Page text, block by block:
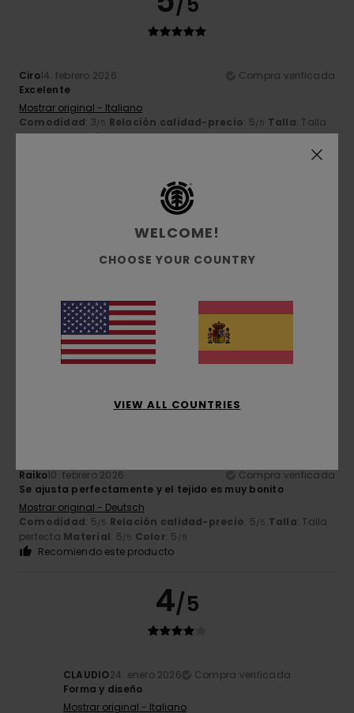
Ciro14. febrero 2026
Compra verificada
Excelente
Mostrar original - Italiano
Comodidad: 3/5 Relación calidad-precio: 5/5 Talla: Talla
perfectaMaterial: 5 Color: 4
5/5
Mostrar original - Français
Comodidad: 5/5 Talla: Talla perfectaMaterial
Recomiendo este producto
5/5
Raiko10. febrero 2026
Compra verificada
Se ajusta perfectamente y el tejido es muy bonito
Mostrar original - Deutsch
Comodidad: 5/5 Relación calidad-precio: 5/5 Talla: Talla
perfecta Material: 5/5 Color: 5 /5
Recomiendo este producto
4/5
CLAUDIO24. enero 2026
Compra verificada
Forma y diseño
Mostrar original - Italiano
WELCOME!
CHOOSE YOUR COUNTRY
VIEW ALL COUNTRIES